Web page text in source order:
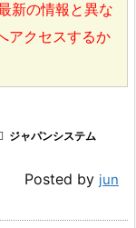
新の情報と異な
アクセスするか
ジャパンシステム
Posted by jun